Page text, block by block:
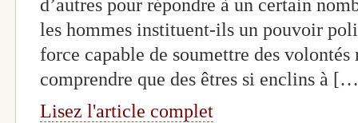
d’autres pour répondre à un certain
les hommes instituent-ils un pouvoir
force capable de soumettre des
comprendre que des êtres si enclins à
Lisez l'article complet